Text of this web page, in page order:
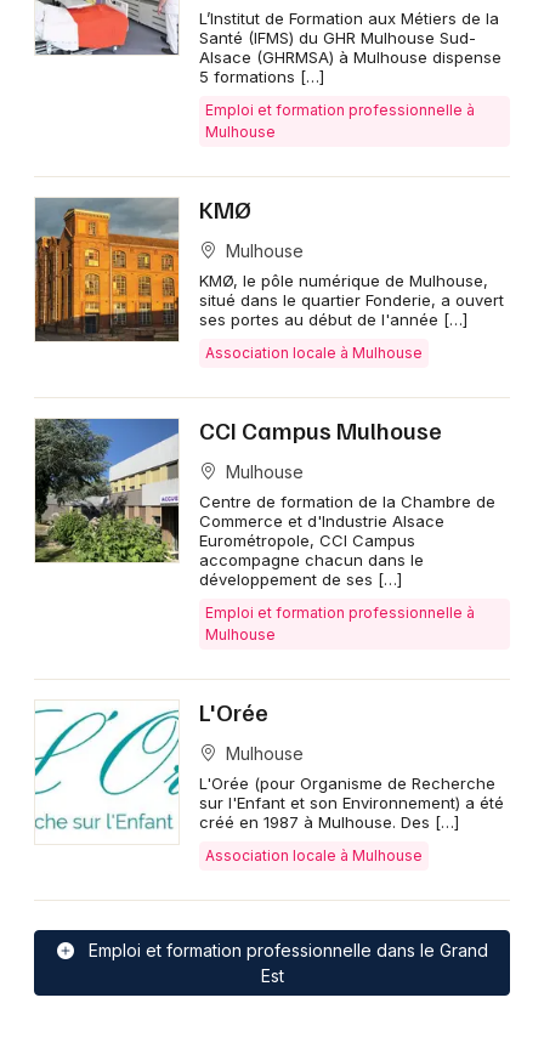
L’Institut de Formation aux Métiers de la
Santé (IFMS) du GHR Mulhouse Sud-
Alsace (GHRMSA) à Mulhouse dispense
5 formations […]
Emploi et formation professionnelle à
Mulhouse
KMØ
Mulhouse
KMØ, le pôle numérique de Mulhouse,
situé dans le quartier Fonderie, a ouvert
ses portes au début de l'année […]
Association locale à Mulhouse
CCI Campus Mulhouse
Mulhouse
Centre de formation de la Chambre de
Commerce et d'Industrie Alsace
Eurométropole, CCI Campus
accompagne chacun dans le
développement de ses […]
Emploi et formation professionnelle à
Mulhouse
L'Orée
Mulhouse
L'Orée (pour Organisme de Recherche
sur l'Enfant et son Environnement) a été
créé en 1987 à Mulhouse. Des […]
Association locale à Mulhouse
Emploi et formation professionnelle dans le Grand
Est